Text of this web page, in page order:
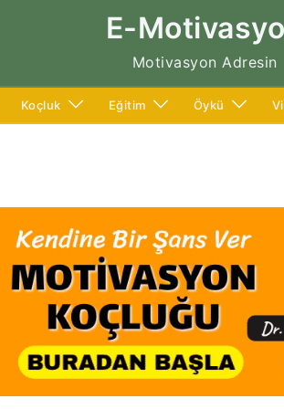
E-
Motivasyon Adresin
Koçluk Eğitim Öykü